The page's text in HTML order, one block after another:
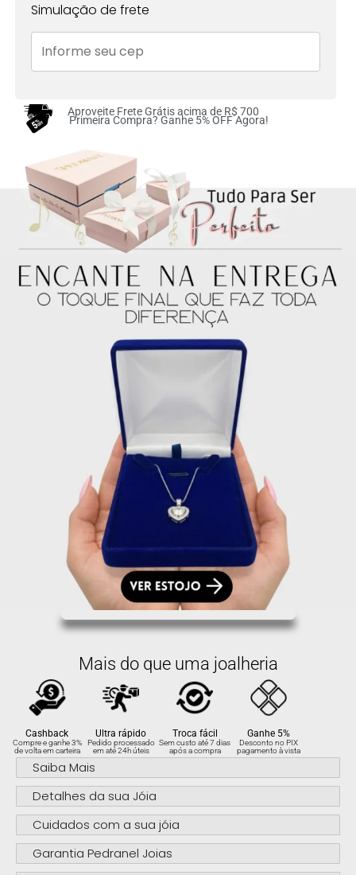
1x deR$265.00sem
juros no cartão
R$265.00
juros no cartão
juros no cartão
4x de R$66.25sem
juros no cartão
R$265.00
5x deR$53.00sem
juros no cartão
R$265.00
6x deR$44.17sem
juros no cartão
R$ 265.02
Simulação de frete
Aproveite Frete Grátis acima de R$ 700
Primeira Compra? Ganhe 5% OFF Agora!
Mais do que uma joalheria
Cashback
Compre e ganhe 3%
de volta em carteira
Ultra rápido
Pedido processado
em até 24h úteis
Troca fácil
Sem custo até 7 dias
após a compra
Ganhe 5%
Desconto no PIX
pagamento à vista
Saiba Mais
Detalhes da sua Jóia
Cuidados com a sua jóia
Garantia Pedranel Joias